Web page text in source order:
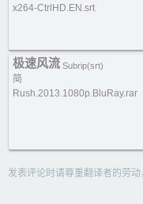
x264-CtrlHD.EN.srt
极速风流 Subrip(srt)
简
Rush.2013.1080p.BluRay.rar
发表评论时请尊重翻译者的劳